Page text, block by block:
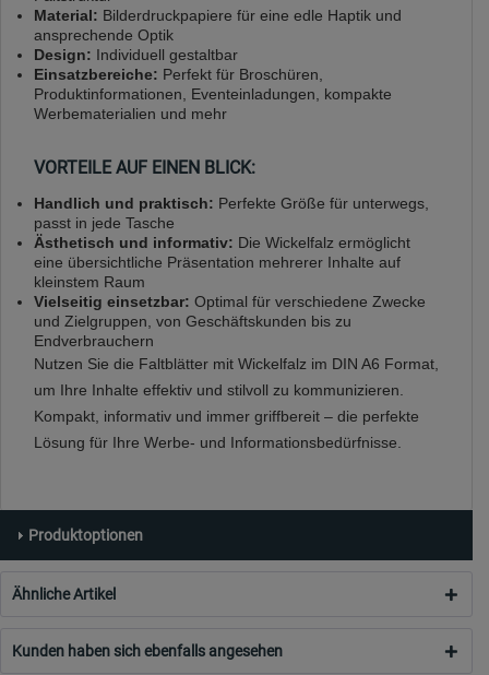
Material: Bilderdruckpapiere für eine edle Haptik und
ansprechende Optik
Design: Individuell gestaltbar
Einsatzbereiche: Perfekt für Broschüren,
Produktinformationen, Eventeinladungen, kompakte
Werbematerialien und mehr
VORTEILE AUF EINEN BLICK:
Handlich und praktisch: Perfekte Größe für unterwegs,
passt in jede Tasche
Ästhetisch und informativ: Die Wickelfalz ermöglicht
eine übersichtliche Präsentation mehrerer Inhalte auf
kleinstem Raum
Vielseitig einsetzbar: Optimal für verschiedene Zwecke
und Zielgruppen, von Geschäftskunden bis zu
Endverbrauchern
Nutzen Sie die Faltblätter mit Wickelfalz im DIN A6 Format,
um Ihre Inhalte effektiv und stilvoll zu kommunizieren.
Kompakt, informativ und immer griffbereit – die perfekte
Lösung für Ihre Werbe- und Informationsbedürfnisse.
Produktoptionen
Ähnliche Artikel
Kunden haben sich ebenfalls angesehen